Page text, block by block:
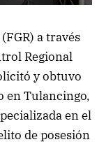
a través
Regional
y obtuvo
en Tulancingo,
en el
de posesión